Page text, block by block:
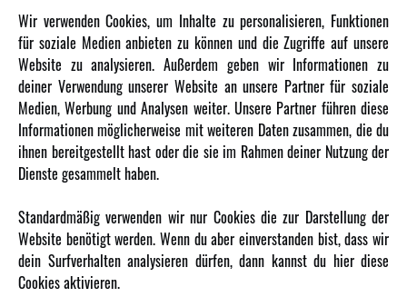
Newsletter
Über uns
Karriere
Amewi Kataloge
MEHR VON AMEWI
Amewi Construction - Nutzfahrzeuge
Malinos - Die kreative Seite von Amewi
Werden Sie Amewi Händler
Wir verwenden Cookies, um Inhalte zu personalisieren, Funktionen
für soziale Medien anbieten zu können und die Zugriffe auf unsere
Website zu analysieren. Außerdem geben wir Informationen zu
deiner Verwendung unserer Website an unsere Partner für soziale
Medien, Werbung und Analysen weiter. Unsere Partner führen diese
Informationen möglicherweise mit weiteren Daten zusammen, die du
ihnen bereitgestellt hast oder die sie im Rahmen deiner Nutzung der
Dienste gesammelt haben.
Standardmäßig verwenden wir nur Cookies die zur Darstellung der
Website benötigt werden. Wenn du aber einverstanden bist, dass wir
dein Surfverhalten analysieren dürfen, dann kannst du hier diese
Cookies aktivieren.